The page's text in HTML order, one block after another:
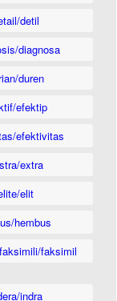
detil
diagnosa
duren
efektip
efektivitas
extra
elit
hembus
faksimil
indra